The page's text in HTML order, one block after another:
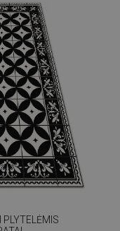
PLYTELĖMIS